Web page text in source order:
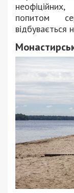
попитом
відбувається